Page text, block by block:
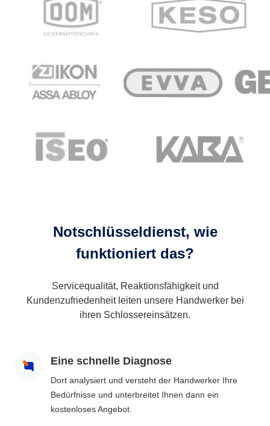
Notschlüsseldienst, wie
funktioniert das?
Servicequalität, Reaktionsfähigkeit und
Kundenzufriedenheit leiten unsere Handwerker bei
ihren Schlossereinsätzen.
Eine schnelle Diagnose
Dort analysiert und versteht der Handwerker Ihre
Bedürfnisse und unterbreitet Ihnen dann ein
kostenloses Angebot.